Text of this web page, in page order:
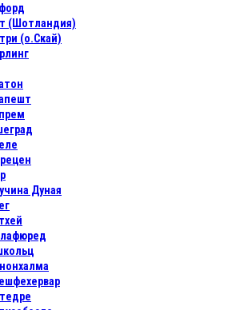
(Шотландия)
(о.Скай)
Дуная